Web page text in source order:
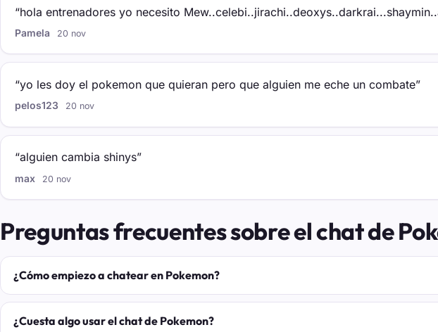
“hola entrenadores yo necesito
Pamela 20 nov
“yo les doy el pokemon que quieran pero que alguien me eche un combate”
pelos123 20 nov
“alguien cambia shinys”
max 20 nov
Preguntas frecuentes sobre el chat de
¿Cómo empiezo a chatear en Pokemon?
¿Cuesta algo usar el chat de Pokemon?